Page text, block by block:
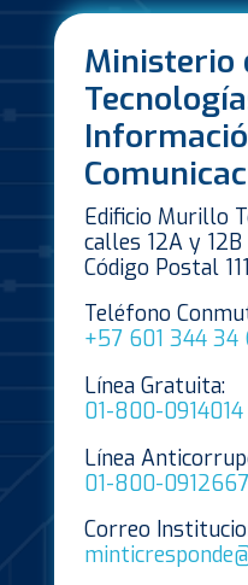
Ministerio
Edificio Murillo
calles 12A y
Código Postal
Teléfono
+57 601 344 34
Línea Gratuita:
01-800-0914014
Línea
01-800-0912667
Correo